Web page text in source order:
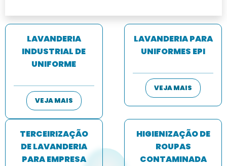
LAVANDERIA
INDUSTRIAL DE
UNIFORME
VEJA MAIS
LAVANDERIA PARA
UNIFORMES EPI
VEJA MAIS
TERCEIRIZAÇÃO
DE LAVANDERIA
PARA EMPRESA
HIGIENIZAÇÃO DE
ROUPAS
CONTAMINADA